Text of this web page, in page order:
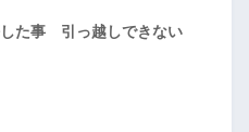
た事 引っ越しできない